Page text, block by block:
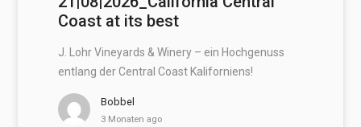
Coast at its best
J. Lohr Vineyards & Winery – ein Hochgenuss
entlang der Central Coast Kaliforniens!
Bobbel
3 Monaten ago